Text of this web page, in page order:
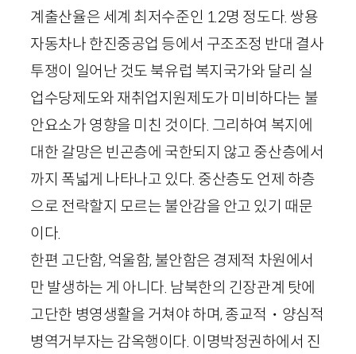
계출산율은 세계 최저수준인 1.2명 정도다. 쌍용
자동차나 한진중공업 등에서 구조조정 반대 결사
투쟁이 일어난 것도 북유럽 복지국가와 달리 실
업수당제도와 재취업지원제도가 미비하다는 불
안요소가 영향을 미친 것이다. 그리하여 복지에
대한 갈망은 빈곤층에 국한되지 않고 중산층에서
까지 폭넓게 나타나고 있다. 중산층도 언제 하층
으로 전락할지 모르는 불안감을 안고 있기 때문
이다.
한편 고단함, 억울함, 불안함은 경제적 차원에서
만 발생하는 게 아니다. 남북한의 긴장관계 탓에
고단한 병영생활을 거쳐야 하며, 종교적・양심적
병역거부자는 감옥행이다. 이명박정권하에서 진